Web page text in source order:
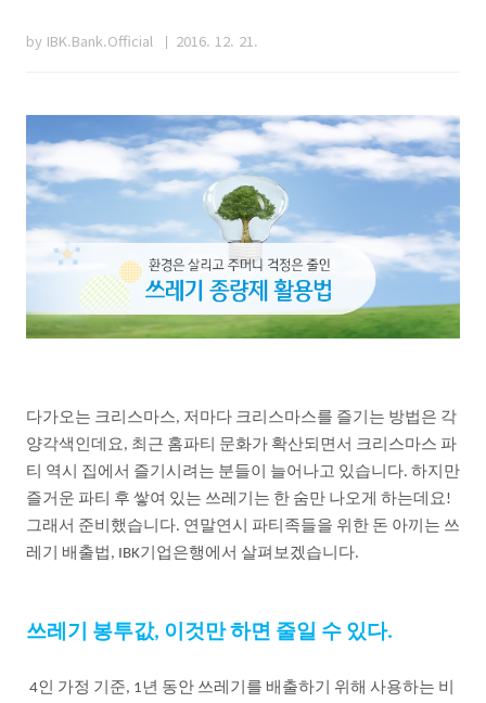
by IBK.Bank.Official 2016. 12. 21.
다가오는 크리스마스, 저마다 크리스마스를 즐기는 방법은 각
양각색인데요 , 최근 홈파티 문화가 확산되면서 크리스마스 파
티 역시 집에서 즐기시려는 분들이 늘어나고 있습니다. 하지만
즐거운 파티 후 쌓여 있는 쓰레기는 한 숨만 나오게 하는데요 !
그래서 준비했습니다. 연말연시 파티족들을 위한 돈 아끼는 쓰
레기
배출법 , IBK기업은행에서 살펴보겠습니다.
쓰레기 봉투값, 이것만하면 줄일 수 있다.
4인 가정 기준, 1년 동안 쓰레기를 배출하기 위해 사용하는 비